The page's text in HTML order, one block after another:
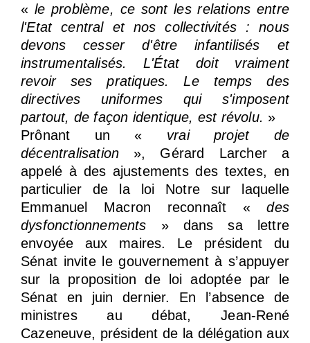
« le problème, ce sont les relations entre
l'Etat central et nos collectivités : nous
devons cesser d'être infantilisés et
instrumentalisés. L'État doit vraiment
revoir ses pratiques. Le temps des
directives uniformes qui s'imposent
partout, de façon identique, est révolu. »
Prônant un « vrai projet de
décentralisation », Gérard Larcher a
appelé à des ajustements des textes, en
particulier de la loi Notre sur laquelle
Emmanuel Macron reconnaît «des
dysfonctionnements » dans sa lettre
envoyée aux maires. Le président du
Sénat invite le gouvernement à s’appuyer
sur la proposition de loi adoptée par le
Sénat en juin dernier. En l’absence de
ministres au débat, Jean-René
Cazeneuve, président de la délégation aux